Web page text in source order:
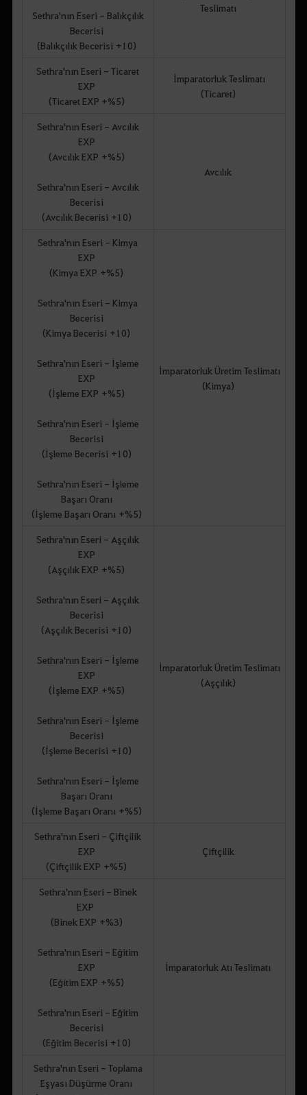
Sethra'nın Eseri - Balıkçılık
Becerisi
(Balıkçılık Becerisi +10)
Teslimatı
Sethra'nın Eseri - Ticaret
EXP
(Ticaret EXP +%5)
İmparatorluk Teslimatı
(Ticaret)
Sethra'nın Eseri - Avcılık
EXP
(Avcılık EXP +%5)
Sethra'nın Eseri - Avcılık
Becerisi
(Avcılık Becerisi +10)
Avcılık
Sethra'nın Eseri - Kimya
EXP
(Kimya EXP +%5)
Sethra'nın Eseri - Kimya
Becerisi
(Kimya Becerisi +10)
Sethra'nın Eseri - İşleme
EXP
(İşleme EXP +%5)
Sethra'nın Eseri - İşleme
Becerisi
(İşleme Becerisi +10)
Sethra'nın Eseri - İşleme
Başarı Oranı
(İşleme Başarı Oranı +%5)
İmparatorluk Üretim Teslimatı
(Kimya)
Sethra'nın Eseri - Aşçılık
EXP
(Aşçılık EXP +%5)
Sethra'nın Eseri - Aşçılık
Becerisi
(Aşçılık Becerisi +10)
Sethra'nın Eseri - İşleme
EXP
(İşleme EXP +%5)
Sethra'nın Eseri - İşleme
Becerisi
(İşleme Becerisi +10)
Sethra'nın Eseri - İşleme
Başarı Oranı
(İşleme Başarı Oranı +%5)
İmparatorluk Üretim Teslimatı
(Aşçılık)
Sethra'nın Eseri - Çiftçilik
EXP
(Çiftçilik EXP +%5)
Çiftçilik
Sethra'nın Eseri - Binek
EXP
(Binek EXP +%3)
Sethra'nın Eseri - Eğitim
EXP
(Eğitim EXP +%5)
Sethra'nın Eseri - Eğitim
Becerisi
(Eğitim Becerisi +10)
İmparatorluk Atı Teslimatı
Sethra'nın Eseri - Toplama
Eşyası Düşürme Oranı